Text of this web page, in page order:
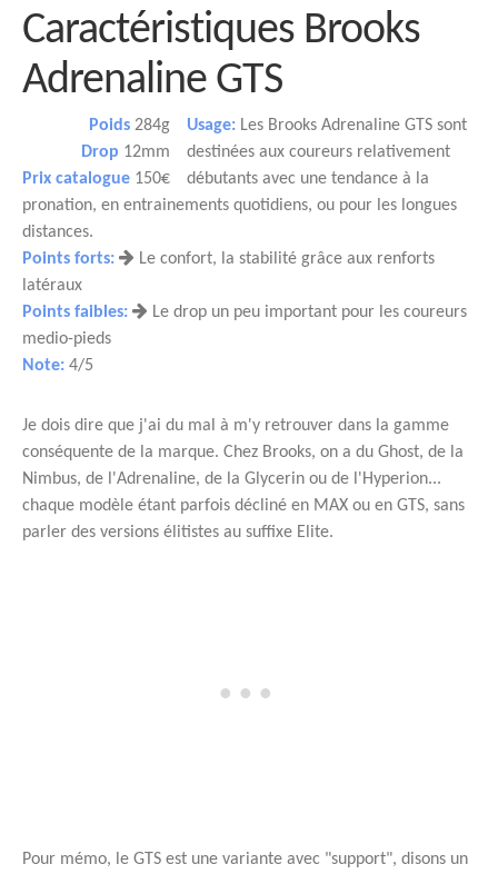
Caractéristiques Brooks
Adrenaline GTS
Poids 284g
Drop 12mm
Prix catalogue 150€
Usage: Les Brooks Adrenaline GTS sont
destinées aux coureurs relativement
débutants avec une tendance à la
pronation, en entrainements quotidiens, ou pour les longues
distances.
Points forts:
Le confort, la stabilité grâce aux renforts
latéraux
Points faibles:
Le drop un peu important pour les coureurs
medio-pieds
Note: 4/5
Je dois dire que j'ai du mal à m'y retrouver dans la gamme
conséquente de la marque. Chez Brooks, on a du Ghost, de la
Nimbus, de l'Adrenaline, de la Glycerin ou de l'Hyperion...
chaque modèle étant parfois décliné en MAX ou en GTS, sans
parler des versions élitistes au suffixe Elite.
Pour mémo, le GTS est une variante avec "support", disons un